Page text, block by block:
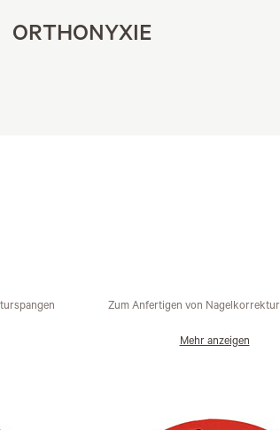
ORTHONYXIE
Zum Anfertigen von
Mehr anzeigen